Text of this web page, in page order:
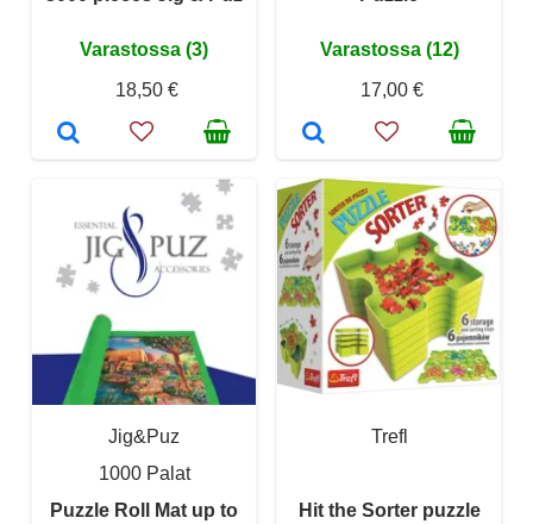
Varastossa (3)
18,50 €
Varastossa (12)
17,00 €
Jig&Puz
1000 Palat
Puzzle Roll Mat up to
Trefl
Hit the Sorter puzzle